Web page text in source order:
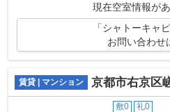
現在空室情報があ
「シャトーキャ
お問い合わせ
賃貸 | マンション 京都市右京区嵯峨大覚
敷0 礼0